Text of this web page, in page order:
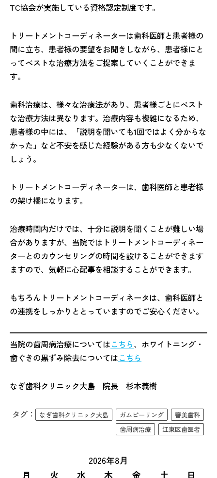
TC協会が実施している資格認定制度です。
トリートメントコーディネーターは歯科医師と患者様の
間に立ち、患者様の要望をお聞きしながら、患者様にと
ってベストな治療方法をご提案していくことができま
す。
歯科治療は、様々な治療法があり、患者様ごとにベスト
な治療方法は異なります。治療内容も複雑になるため、
患者様の中には、「説明を聞いても1回ではよく分からな
かった」など不安を感じた経験がある方も少なくないで
しょう。
トリートメントコーディネーターは、歯科医師と患者様
の架け橋になります。
治療時間内だけでは、十分に説明を聞くことが難しい場
合がありますが、当院ではトリートメントコーディネー
ターとのカウンセリングの時間を設けることができます
ますので、気軽に心配事を相談することができます。
もちろんトリートメントコーディネータは、歯科医師と
の連携をしっかりととっていますのでご安心ください。
当院の歯周病治療についてはこちら、ホワイトニング・
歯ぐきの黒ずみ除去についてはこちら
なぎ歯科クリニック大島 院長 杉本義樹
タグ： なぎ歯科クリニック大島 ガムピーリング
審美歯科
歯周病治療
江東区歯医者
2026年8月
月
火 水 木 金 土 日